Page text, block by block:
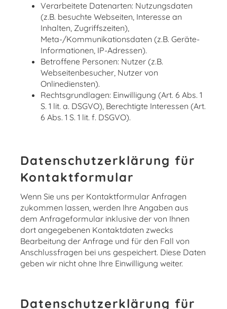
Verarbeitete Datenarten: Nutzungsdaten
(z.B. besuchte Webseiten, Interesse an
Inhalten, Zugriffszeiten),
Meta-/Kommunikationsdaten (z.B. Geräte-
Informationen, IP-Adressen).
Betroffene Personen: Nutzer (z.B.
Webseitenbesucher, Nutzer von
Onlinediensten).
Rechtsgrundlagen: Einwilligung (Art. 6 Abs. 1
S. 1 lit. a. DSGVO), Berechtigte Interessen (Art.
6 Abs. 1 S. 1 lit. f. DSGVO).
Datenschutzerklärung für
Kontaktformular
Wenn Sie uns per Kontaktformular Anfragen
zukommen lassen, werden Ihre Angaben aus
dem Anfrageformular inklusive der von Ihnen
dort angegebenen Kontaktdaten zwecks
Bearbeitung der Anfrage und für den Fall von
Anschlussfragen bei uns gespeichert. Diese Daten
geben wir nicht ohne Ihre Einwilligung weiter.
Datenschutzerklärung für